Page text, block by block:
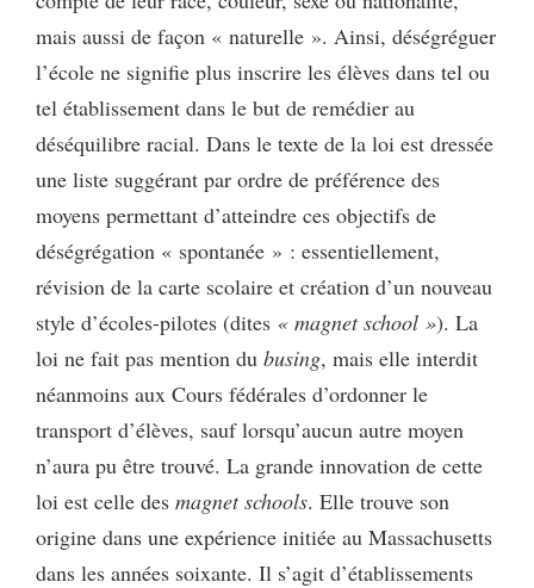
mais aussi de façon « naturelle ». Ainsi, déségréguer
l’école ne signifie plus inscrire les élèves dans tel ou
tel établissement dans le but de remédier au
déséquilibre racial. Dans le texte de la loi est dressée
une liste suggérant par ordre de préférence des
moyens permettant d’atteindre ces objectifs de
déségrégation « spontanée » : essentiellement,
révision de la carte scolaire et création d’un nouveau
style d’écoles-pilotes (dites « magnet school »). La
loi ne fait pas mention du busing, mais elle interdit
néanmoins aux Cours fédérales d’ordonner le
transport d’élèves, sauf lorsqu’aucun autre moyen
n’aura pu être trouvé. La grande innovation de cette
loi est celle des magnet schools. Elle trouve son
origine dans une expérience initiée au Massachusetts
dans les années soixante. Il s’agit d’établissements